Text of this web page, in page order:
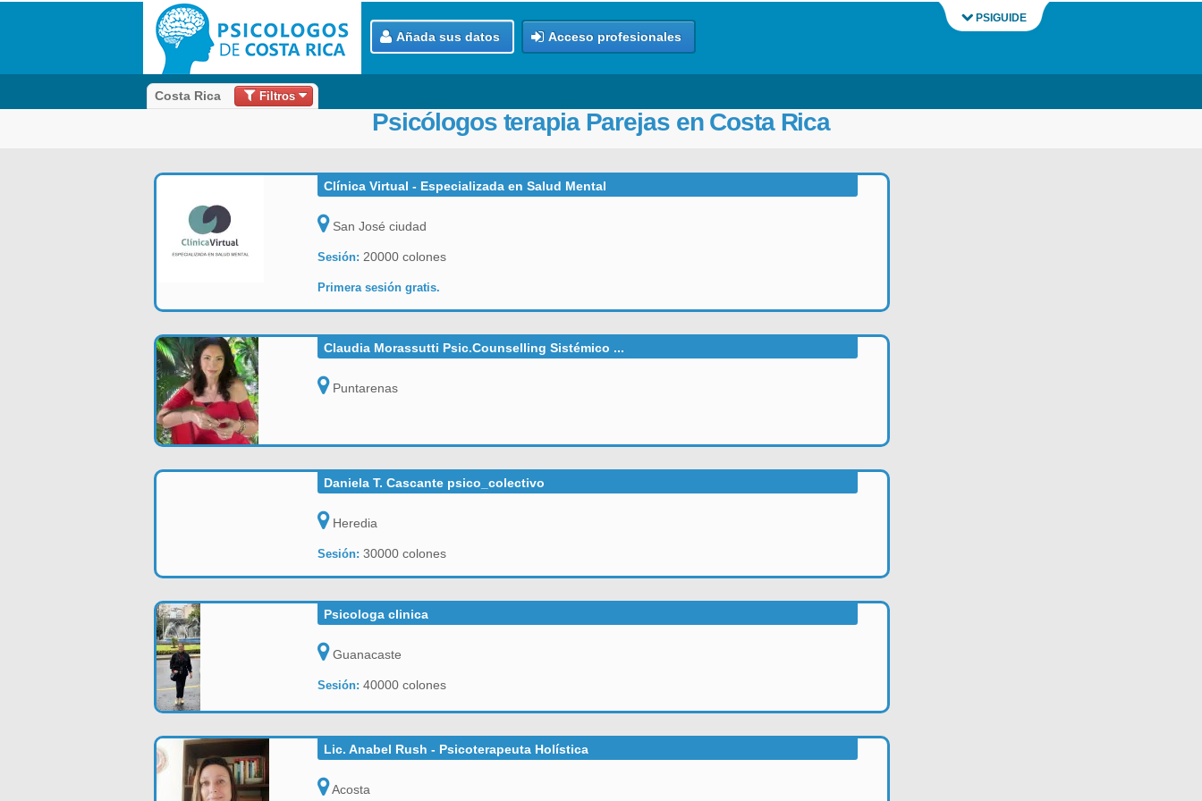
Añada sus datos Acceso profesionales
PSIGUIDE
Costa Rica Filtros
Psicólogos terapia Parejas en Costa Rica
Clínica Virtual - Especializada en Salud Mental
San José ciudad
Sesión: 20000 colones
Primera sesión gratis.
Claudia Morassutti Psic.Counselling Sistémico ...
Puntarenas
Daniela T. Cascante psico_colectivo
Heredia
Sesión: 30000 colones
Psicologa clinica
Guanacaste
Sesión: 40000 colones
Lic. Anabel Rush - Psicoterapeuta Holística
Acosta